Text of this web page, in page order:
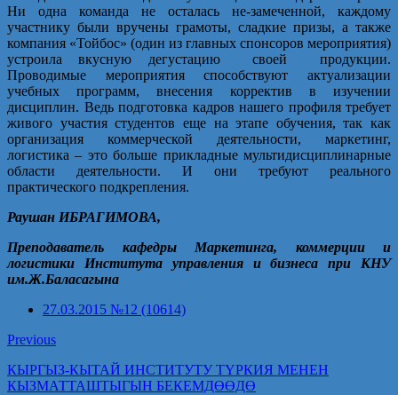
Ни одна команда не осталась не-замеченной, каждому
участнику были вручены грамоты, сладкие призы, а также
компания «Тойбос» (один из главных спонсоров мероприятия)
устроила вкусную дегустацию своей продукции.
Проводимые мероприятия способствуют актуализации
учебных программ, внесения корректив в изучении
дисциплин. Ведь подготовка кадров нашего профиля требует
живого участия студентов еще на этапе обучения, так как
организация коммерческой деятельности, маркетинг,
логистика – это больше прикладные мультидисциплинарные
области деятельности. И они требуют реального
практического подкрепления.
Раушан ИБРАГИМОВА,
Преподаватель кафедры Маркетинга, коммерции и
логистики Института управления и бизнеса при КНУ
им.Ж.Баласагына
27.03.2015 №12 (10614)
Previous
КЫРГЫЗ-КЫТАЙ ИНСТИТУТУ ТҮРКИЯ МЕНЕН
КЫЗМАТТАШТЫГЫН БЕКЕМДӨӨДӨ